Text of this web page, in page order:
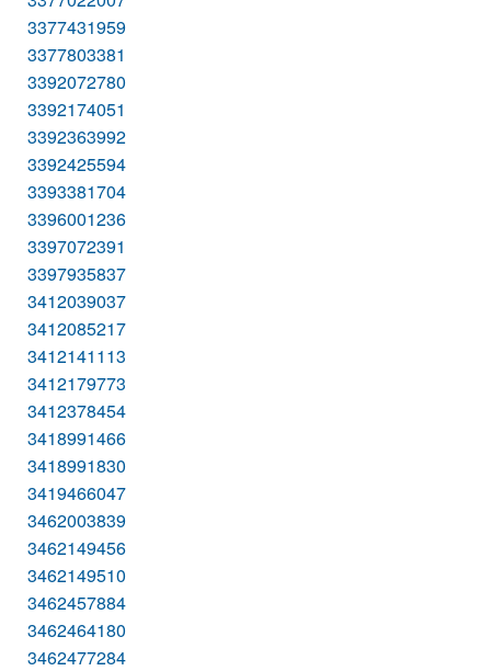
3377431959
3377803381
3392072780
3392174051
3392363992
3392425594
3393381704
3396001236
3397072391
3397935837
3412039037
3412085217
3412141113
3412179773
3412378454
3418991466
3418991830
3419466047
3462003839
3462149456
3462149510
3462457884
3462464180
3462477284